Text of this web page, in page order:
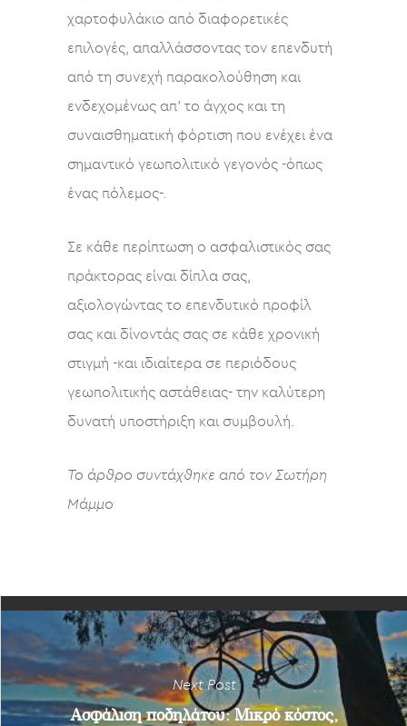
χαρτοφυλάκιο από διαφορετικές
επιλογές, απαλλάσσοντας τον επενδυτή
από τη συνεχή παρακολούθηση και
ενδεχομένως απ’ το άγχος και τη
συναισθηματική φόρτιση που ενέχει ένα
σημαντικό γεωπολιτικό γεγονός -όπως
ένας πόλεμος-.
Σε κάθε περίπτωση ο ασφαλιστικός σας
πράκτορας είναι δίπλα σας,
αξιολογώντας το επενδυτικό προφίλ
σας και δίνοντάς σας σε κάθε χρονική
στιγμή -και ιδιαίτερα σε περιόδους
γεωπολιτικής αστάθειας- την καλύτερη
δυνατή υποστήριξη και συμβουλή.
Το άρθρο συντάχθηκε από τον Σωτήρη
Μάμμο
Next Post
Ασφάλιση ποδηλάτου: Μικρό κόστος,